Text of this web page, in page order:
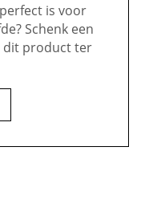
is voor
Schenk een
dit product ter